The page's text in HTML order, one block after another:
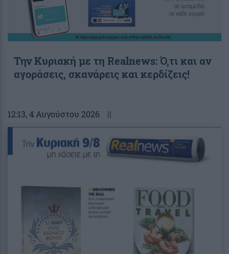
Την Κυριακή με τη Realnews: Ό,τι και αν
αγοράσεις, σκανάρεις και κερδίζεις!
12:13, 4 Αυγούστου 2026 ||